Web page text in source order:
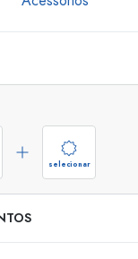
Frascos
Compre agora
selecionar